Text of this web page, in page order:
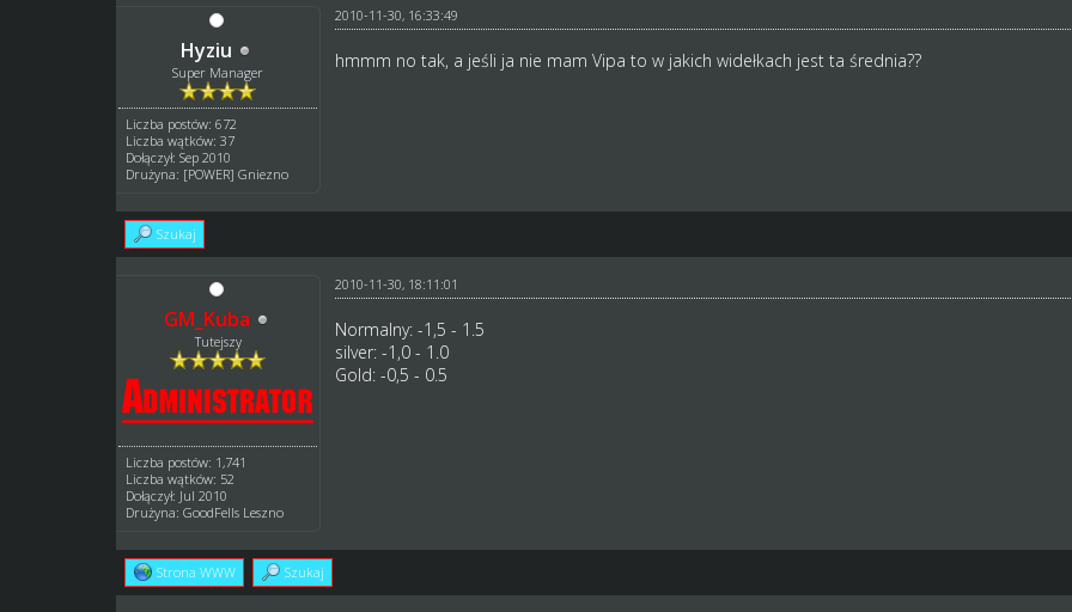
Hyziu
Super Manager
Liczba postów: 672
Liczba wątków: 37
Dołączył: Sep 2010
Drużyna: [POWER] Gniezno
2010-11-30, 16:33:49
hmmm no tak, a jeśli ja nie mam Vipa to w jakich widełkach jest ta średnia??
Szukaj
GM_Kuba
Tutejszy
Liczba postów: 1,741
Liczba wątków: 52
Dołączył: Jul 2010
Drużyna: GoodFells Leszno
2010-11-30, 18:11:01
Normalny: -1,5 - 1.5
silver: -1,0 - 1.0
Gold: -0,5 - 0.5
Strona WWW Szukaj